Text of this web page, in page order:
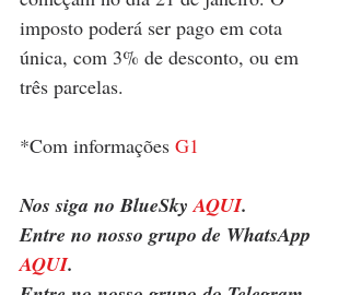
imposto poderá ser pago em cota
única, com 3% de desconto, ou em
três parcelas.
*Com informações G1
Nos siga no BlueSky AQUI.
Entre no nosso grupo de WhatsApp
AQUI.